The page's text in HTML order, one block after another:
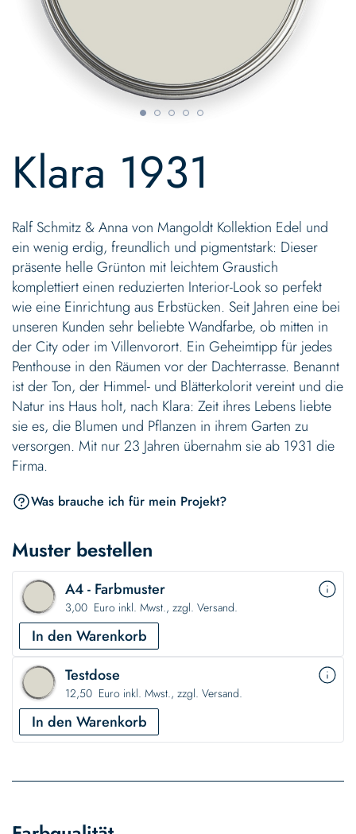
Klara 1931
Ralf Schmitz & Anna von Mangoldt Kollektion Edel und
ein wenig erdig, freundlich und pigmentstark: Dieser
präsente helle Grünton mit leichtem Graustich
komplettiert einen reduzierten Interior-Look so perfekt
wie eine Einrichtung aus Erbstücken. Seit Jahren eine bei
unseren Kunden sehr beliebte Wandfarbe, ob mitten in
der City oder im Villenvorort. Ein Geheimtipp für jedes
Penthouse in den Räumen vor der Dachterrasse. Benannt
ist der Ton, der Himmel- und Blätterkolorit vereint und die
Natur ins Haus holt, nach Klara: Zeit ihres Lebens liebte
sie es, die Blumen und Pflanzen in ihrem Garten zu
versorgen. Mit nur 23 Jahren übernahm sie ab 1931 die
Firma.
Was brauche ich für mein Projekt?
Muster bestellen
A4 - Farbmuster
3,00 Euro inkl. Mwst., zzgl. Versand.
In den Warenkorb
Testdose
12,50 Euro inkl. Mwst., zzgl. Versand.
In den Warenkorb
the
beginning
images
gallery